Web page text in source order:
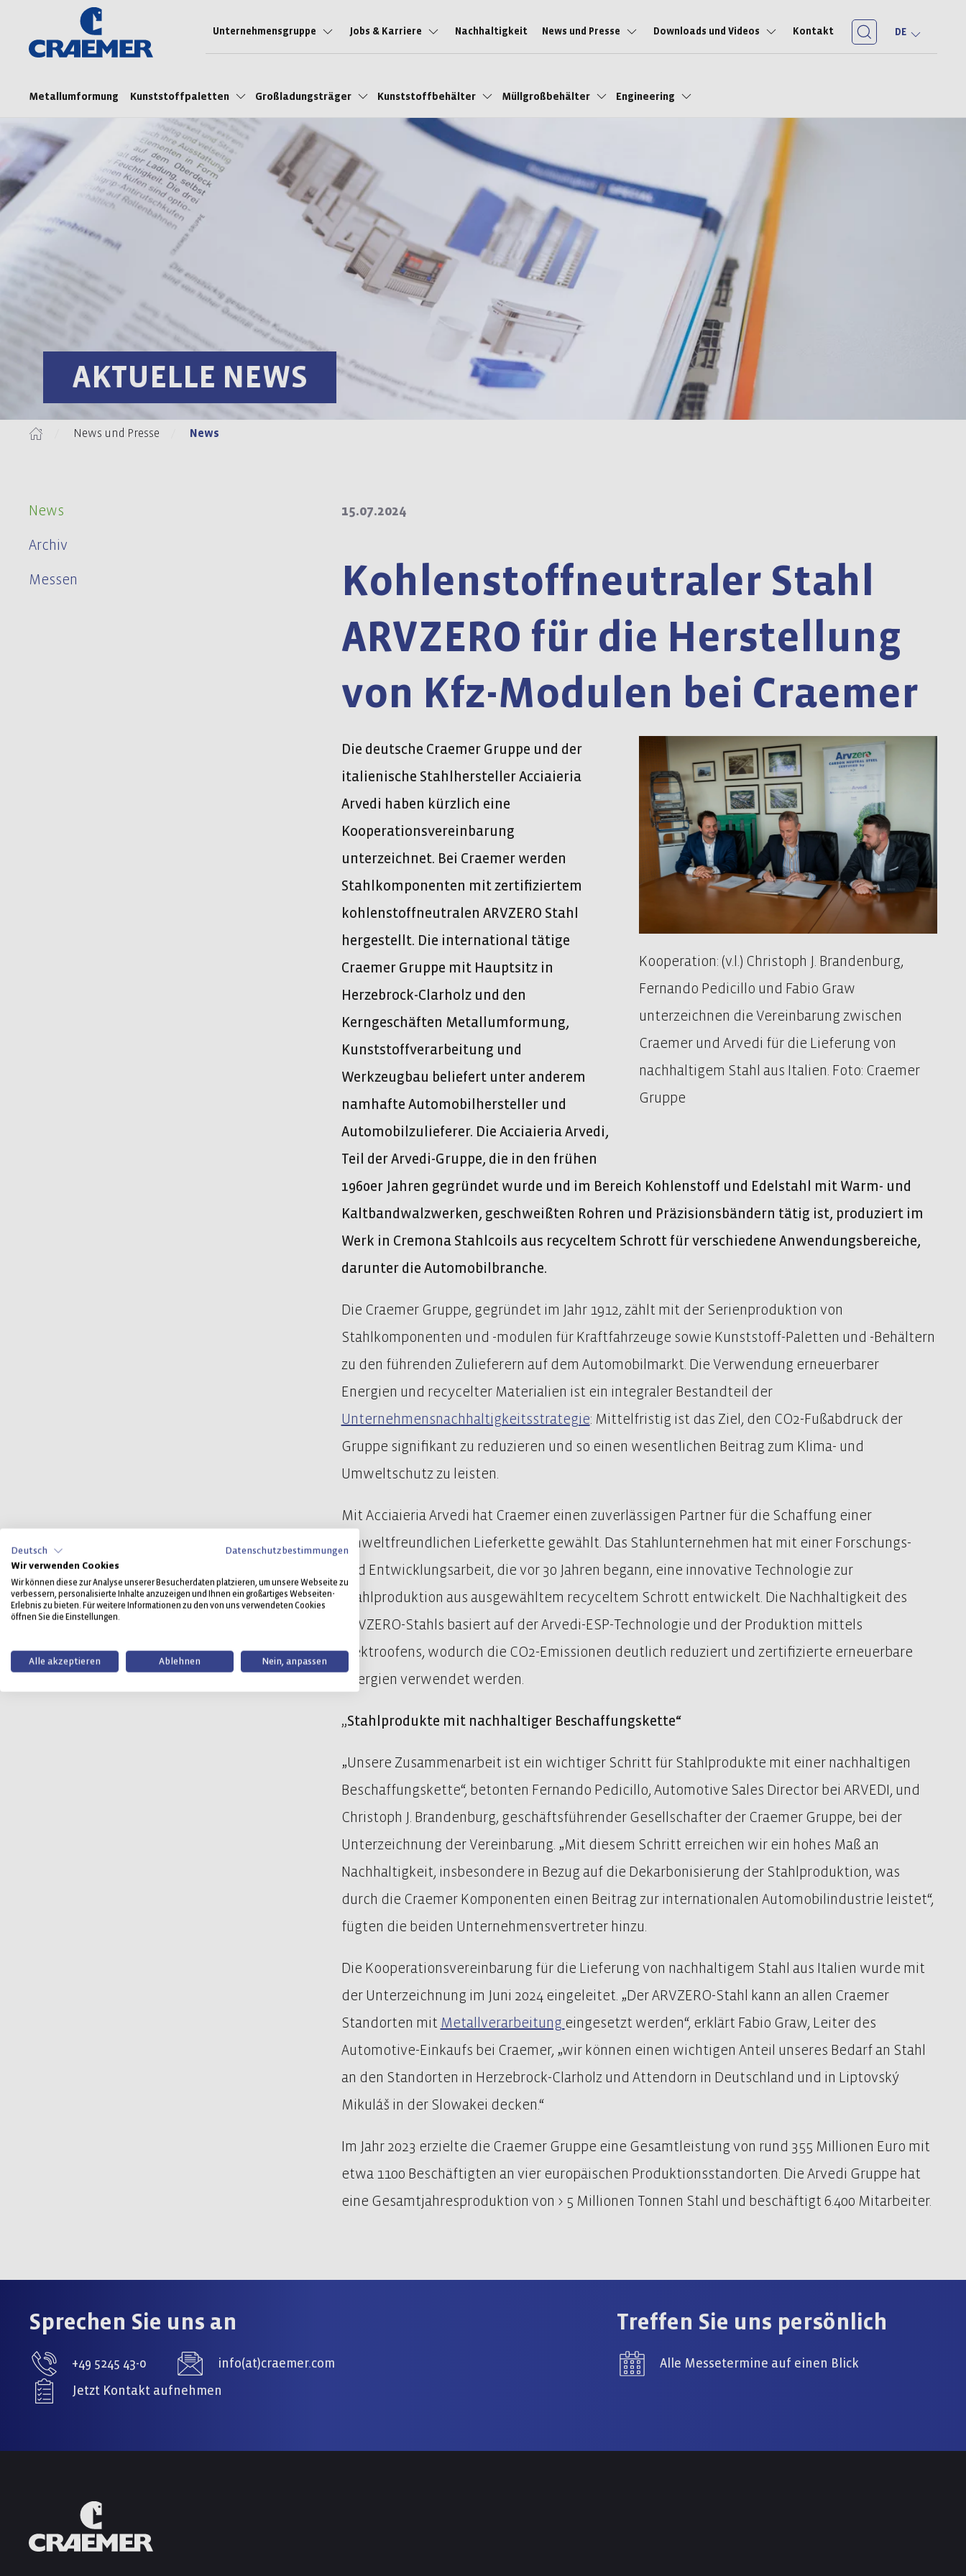
Unternehmensgruppe Jobs & Karriere Nachhaltigkeit News und Presse Downloads und Videos Kontakt DE
Metallumformung Kunststoffpaletten Großladungsträger Kunststoffbehälter Müllgroßbehälter Engineering
AKTUELLE NEWS
News und Presse News
News
Archiv
Messen
15.07.2024
Kohlenstoffneutraler Stahl
ARVZERO für die Herstellung
von Kfz-Modulen bei Craemer
Kooperation: (v.l.) Christoph J. Brandenburg,
Fernando Pedicillo und Fabio Graw
unterzeichnen die Vereinbarung zwischen
Craemer und Arvedi für die Lieferung von
nachhaltigem Stahl aus Italien. Foto: Craemer
Gruppe
Die deutsche Craemer Gruppe und der
italienische Stahlhersteller Acciaieria
Arvedi haben kürzlich eine
Kooperationsvereinbarung
unterzeichnet. Bei Craemer werden
Stahlkomponenten mit zertifiziertem
kohlenstoffneutralen ARVZERO Stahl
hergestellt. Die international tätige
Craemer Gruppe mit Hauptsitz in
Herzebrock-Clarholz und den
Kerngeschäften Metallumformung,
Kunststoffverarbeitung und
Werkzeugbau beliefert unter anderem
namhafte Automobilhersteller und
Automobilzulieferer. Die Acciaieria Arvedi,
Teil der Arvedi-Gruppe, die in den frühen
1960er Jahren gegründet wurde und im Bereich Kohlenstoff und Edelstahl mit Warm- und
Kaltbandwalzwerken, geschweißten Rohren und Präzisionsbändern tätig ist, produziert im
Werk in Cremona Stahlcoils aus recyceltem Schrott für verschiedene Anwendungsbereiche,
darunter die Automobilbranche.
Die Craemer Gruppe, gegründet im Jahr 1912, zählt mit der Serienproduktion von
Stahlkomponenten und -modulen für Kraftfahrzeuge sowie Kunststoff-Paletten und -Behältern
zu den führenden Zulieferern auf dem Automobilmarkt. Die Verwendung erneuerbarer
Energien und recycelter Materialien ist ein integraler Bestandteil der
Unternehmensnachhaltigkeitsstrategie: Mittelfristig ist das Ziel, den CO2-Fußabdruck der
Gruppe signifikant zu reduzieren und so einen wesentlichen Beitrag zum Klima- und
Umweltschutz zu leisten.
Mit Acciaieria Arvedi hat Craemer einen zuverlässigen Partner für die Schaffung einer
umweltfreundlichen Lieferkette gewählt. Das Stahlunternehmen hat mit einer Forschungs-
und Entwicklungsarbeit, die vor 30 Jahren begann, eine innovative Technologie zur
Stahlproduktion aus ausgewähltem recyceltem Schrott entwickelt. Die Nachhaltigkeit des
ARVZERO-Stahls basiert auf der Arvedi-ESP-Technologie und der Produktion mittels
Elektroofens, wodurch die CO2-Emissionen deutlich reduziert und zertifizierte erneuerbare
Energien verwendet werden.
„Stahlprodukte mit nachhaltiger Beschaffungskette“
„Unsere Zusammenarbeit ist ein wichtiger Schritt für Stahlprodukte mit einer nachhaltigen
Beschaffungskette“, betonten Fernando Pedicillo, Automotive Sales Director bei ARVEDI, und
Christoph J. Brandenburg, geschäftsführender Gesellschafter der Craemer Gruppe, bei der
Unterzeichnung der Vereinbarung. „Mit diesem Schritt erreichen wir ein hohes Maß an
Nachhaltigkeit, insbesondere in Bezug auf die Dekarbonisierung der Stahlproduktion, was
durch die Craemer Komponenten einen Beitrag zur internationalen Automobilindustrie leistet“,
fügten die beiden Unternehmensvertreter hinzu.
Die Kooperationsvereinbarung für die Lieferung von nachhaltigem Stahl aus Italien wurde mit
der Unterzeichnung im Juni 2024 eingeleitet. „Der ARVZERO-Stahl kann an allen Craemer
Standorten mit Metallverarbeitung eingesetzt werden“, erklärt Fabio Graw, Leiter des
Automotive-Einkaufs bei Craemer, „wir können einen wichtigen Anteil unseres Bedarf an Stahl
an den Standorten in Herzebrock-Clarholz und Attendorn in Deutschland und in Liptovský
Mikuláš in der Slowakei decken.“
Im Jahr 2023 erzielte die Craemer Gruppe eine Gesamtleistung von rund 355 Millionen Euro mit
etwa 1100 Beschäftigten an vier europäischen Produktionsstandorten. Die Arvedi Gruppe hat
eine Gesamtjahresproduktion von > 5 Millionen Tonnen Stahl und beschäftigt 6.400 Mitarbeiter.
Sprechen Sie uns an
+49 5245 43-0
info(at)craemer.com
Jetzt Kontakt aufnehmen
Treffen Sie uns persönlich
Alle Messetermine auf einen Blick
Deutsch
Datenschutzbestimmungen
Wir verwenden Cookies
Wir können diese zur Analyse unserer Besucherdaten platzieren, um unsere Webseite zu
verbessern, personalisierte Inhalte anzuzeigen und Ihnen ein großartiges Webseiten-
Erlebnis zu bieten. Für weitere Informationen zu den von uns verwendeten Cookies
öffnen Sie die Einstellungen.
Alle akzeptieren Ablehnen Nein, anpassen